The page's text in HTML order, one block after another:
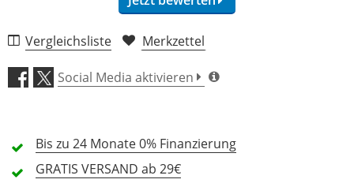
1 Rezension
5 Sterne
4 Sterne
2 Sterne
1 Sterne
Vergleichsliste Merkzettel
Social Media aktivieren
Bis zu 24 Monate0% Finanzierung
GRATIS VERSAND ab 29€